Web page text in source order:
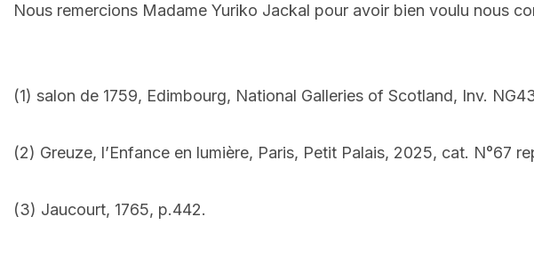
Nous remercions Madame Yuriko Jackal pour avoir bien voulu nous
(1) salon de 1759, Edimbourg, National Galleries of Scotland, Inv.
(2) Greuze, l’Enfance en lumière, Paris, Petit Palais, 2025, cat. N°67
(3) Jaucourt, 1765, p.442.